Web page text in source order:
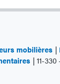
mobilières
11-